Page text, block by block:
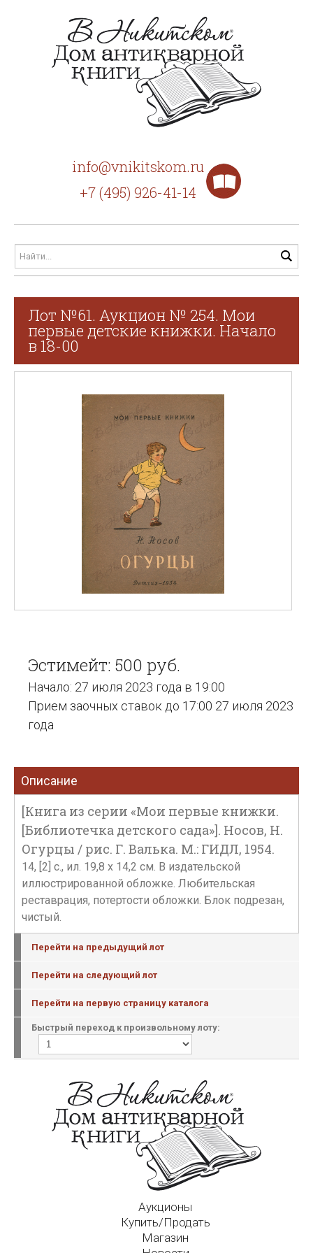
info@vnikitskom.ru
+7 (495) 926-41-14
Лот №61. Аукцион № 254. Мои
первые детские книжки. Начало
в 18-00
Эстимейт: 500 руб.
Начало: 27 июля 2023 года в 19:00
Прием заочных ставок до 17:00 27 июля 2023
года
Описание
[Книга из серии «Мои первые книжки.
[Библиотечка детского сада»]. Носов, Н.
Огурцы / рис. Г. Валька. М.: ГИДЛ, 1954.
14, [2] с., ил. 19,8 х 14,2 см. В издательской
иллюстрированной обложке. Любительская
реставрация, потертости обложки. Блок подрезан,
чистый.
Перейти на предыдущий лот
Перейти на следующий лот
Перейти на первую страницу каталога
Быстрый переход к произвольному лоту:
Аукционы
Купить/Продать
Магазин